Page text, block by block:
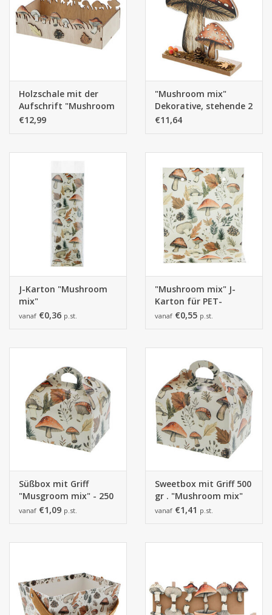
Holzschale mit der
Aufschrift "Mushroom
mix"
€12,99
"Mushroom mix"
Dekorative, stehende 2
Pilze
€11,64
J-Karton "Mushroom
mix"
vanaf €0,36 p.st.
"Mushroom mix" J-
Karton für PET-
Tragetasche
vanaf €0,55 p.st.
Süßbox mit Griff
"Musgroom mix" - 250
gr.
vanaf €1,09 p.st.
Sweetbox mit Griff 500
gr . "Mushroom mix"
vanaf €1,41 p.st.